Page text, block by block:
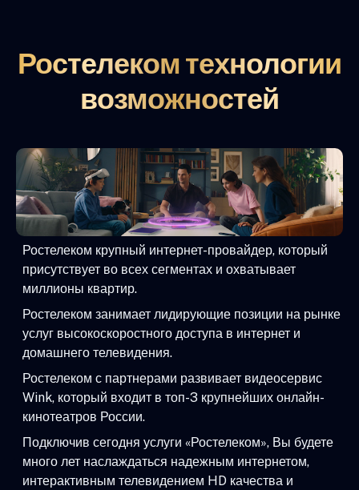
Ростелеком технологии
возможностей
Ростелеком крупный интернет-провайдер, который
присутствует во всех сегментах и охватывает
миллионы квартир.
Ростелеком занимает лидирующие позиции на рынке
услуг высокоскоростного доступа в интернет и
домашнего телевидения.
Ростелеком с партнерами развивает видеосервис
Wink, который входит в топ-3 крупнейших онлайн-
кинотеатров России.
Подключив сегодня услуги «Ростелеком», Вы будете
много лет наслаждаться надежным интернетом,
интерактивным телевидением HD качества и